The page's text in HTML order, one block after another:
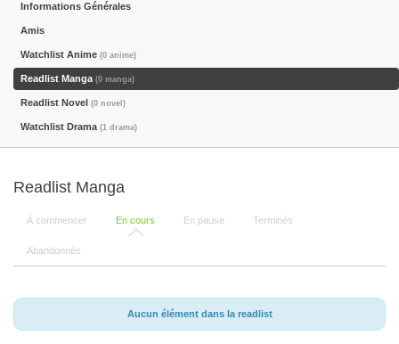
Informations Générales
Amis
Watchlist Anime (0 anime)
Readlist Manga (0 manga)
Readlist Novel (0 novel)
Watchlist Drama (1 drama)
Readlist Manga
À commencer En cours En pause Terminés
Abandonnés
Aucun élément dans la readlist